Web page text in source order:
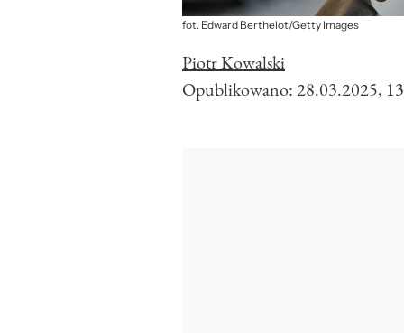
fot. Edward Berthelot/Getty Images
Piotr Kowalski
Opublikowano:28.03.2025,